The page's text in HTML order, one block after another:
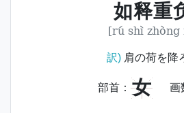
如释重
[rú shì zhòng
訳)肩の荷を降
部首： 女 画